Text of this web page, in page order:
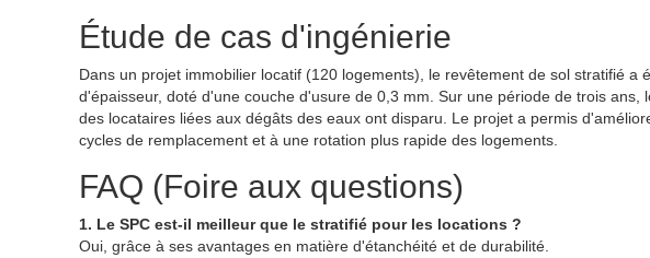
Étude de cas d'ingénierie
Dans un projet immobilier locatif (120 logements), le revêtement de sol stratifié a
d'épaisseur, doté d'une couche d'usure de 0,3 mm. Sur une période de trois
des locataires liées aux dégâts des eaux ont disparu. Le projet a permis
cycles de remplacement et à une rotation plus rapide des logements.
FAQ (Foire aux questions)
1. Le SPC est-il meilleur que le stratifié pour les locations ?
Oui, grâce à ses avantages en matière d'étanchéité et de durabilité.